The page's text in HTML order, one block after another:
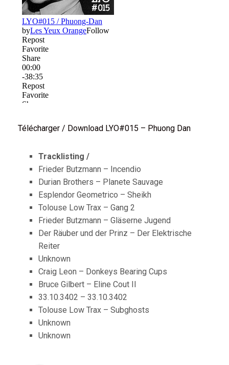
Télécharger / Download LYO#015 – Phuong Dan
Tracklisting /
Frieder Butzmann – Incendio
Durian Brothers – Planete Sauvage
Esplendor Geometrico – Sheikh
Tolouse Low Trax – Gang 2
Frieder Butzmann – Gläserne Jugend
Der Räuber und der Prinz – Der Elektrische
Reiter
Unknown
Craig Leon – Donkeys Bearing Cups
Bruce Gilbert – Eline Cout II
33.10.3402 – 33.10.3402
Tolouse Low Trax – Subghosts
Unknown
Unknown